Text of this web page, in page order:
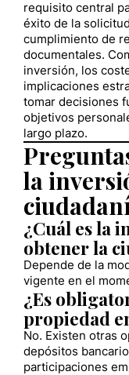
requisito central
éxito de la
cumplimiento de
documentales.
inversión, los
implicaciones
tomar decisiones
objetivos
largo plazo.
la
¿Cuál es la
obtener la
Depende de la
vigente en el
¿Es
propiedad
No. Existen otras
depósitos
participaciones